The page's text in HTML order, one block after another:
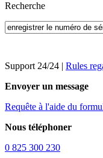
Recherche
Support 24/24 | Rules
Envoyer un message
Requête à l'aide du
Nous téléphoner
0 825 300 230